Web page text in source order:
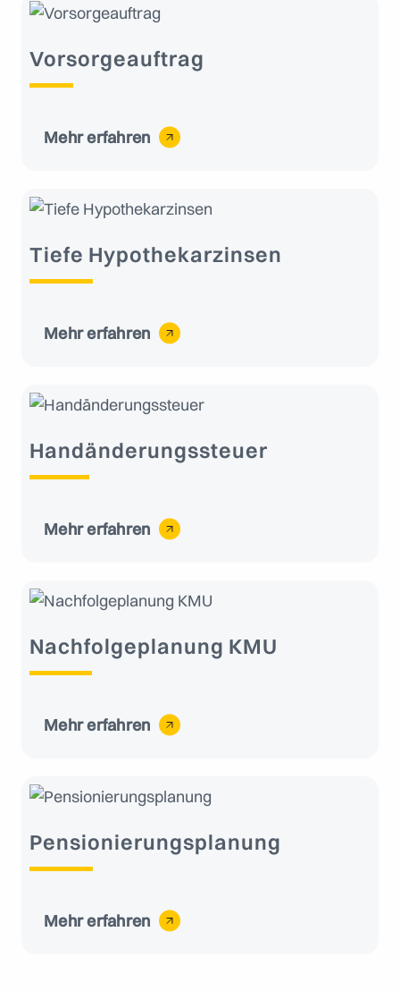
Vorsorgeauftrag
Mehr erfahren
Tiefe Hypothekarzinsen
Mehr erfahren
Handänderungssteuer
Mehr erfahren
Nachfolgeplanung KMU
Mehr erfahren
Pensionierungsplanung
Mehr erfahren